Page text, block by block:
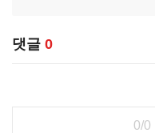
댓글 0
0/0